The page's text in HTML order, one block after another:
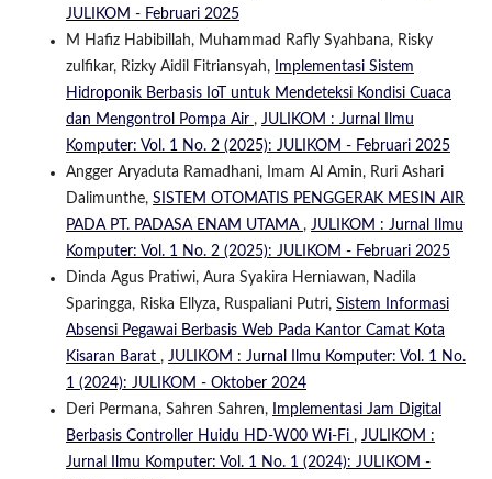
JULIKOM - Februari 2025
M Hafiz Habibillah, Muhammad Rafly Syahbana, Risky
zulfikar, Rizky Aidil Fitriansyah,
Implementasi Sistem
Hidroponik Berbasis IoT untuk Mendeteksi Kondisi Cuaca
dan Mengontrol Pompa Air , JULIKOM : Jurnal Ilmu
Komputer: Vol. 1 No. 2 (2025): JULIKOM - Februari 2025
Angger Aryaduta Ramadhani, Imam Al Amin, Ruri Ashari
Dalimunthe, SISTEM OTOMATIS PENGGERAK MESIN AIR
PADA PT. PADASA ENAM UTAMA , JULIKOM : Jurnal Ilmu
Komputer: Vol. 1 No. 2 (2025): JULIKOM - Februari 2025
Dinda Agus Pratiwi, Aura Syakira Herniawan, Nadila
Sparingga, Riska Ellyza, Ruspaliani Putri, Sistem Informasi
Absensi Pegawai Berbasis Web Pada Kantor Camat Kota
Kisaran Barat , JULIKOM : Jurnal Ilmu Komputer: Vol. 1 No.
1 (2024): JULIKOM - Oktober 2024
Deri Permana, Sahren Sahren,
Implementasi Jam Digital
Berbasis Controller Huidu HD-W00 Wi-Fi , JULIKOM :
Jurnal Ilmu Komputer: Vol. 1 No. 1 (2024): JULIKOM -